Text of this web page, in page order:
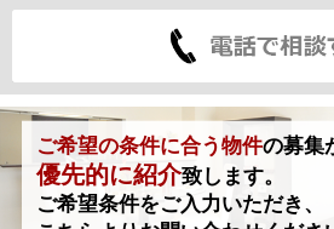
ご希望の条件に合う物件の募集
優先的に紹介致します。
ご希望条件をご入力いただき、